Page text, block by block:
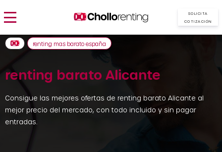
SOLICITA
COTIZACIÓN
renting barato Alicante
Consigue las mejores ofertas de renting barato Alicante al
mejor precio del mercado, con todo incluido y sin pagar
entradas.
renting mas barato españa